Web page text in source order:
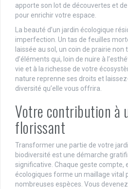
apporte son lot de découvertes et
pour enrichir votre espace.
La beauté d’un jardin écologique
imperfection. Un tas de feuilles
laissée au sol, un coin de prairie
d’éléments qui, loin de nuire à
vie et à la richesse de votre
nature reprenne ses droits et
diversité qu’elle vous offrira.
Votre contribution à
florissant
Transformer une partie de votre
biodiversité est une démarche
significative. Chaque geste compte,
écologiques forme un maillage vital
nombreuses espèces. Vous